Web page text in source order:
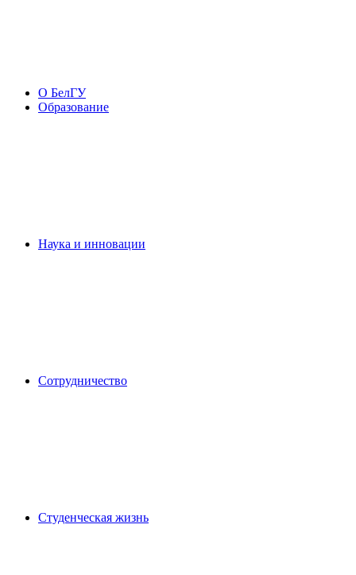
О БелГУ
Образование
Наука и инновации
Сотрудничество
Студенческая жизнь